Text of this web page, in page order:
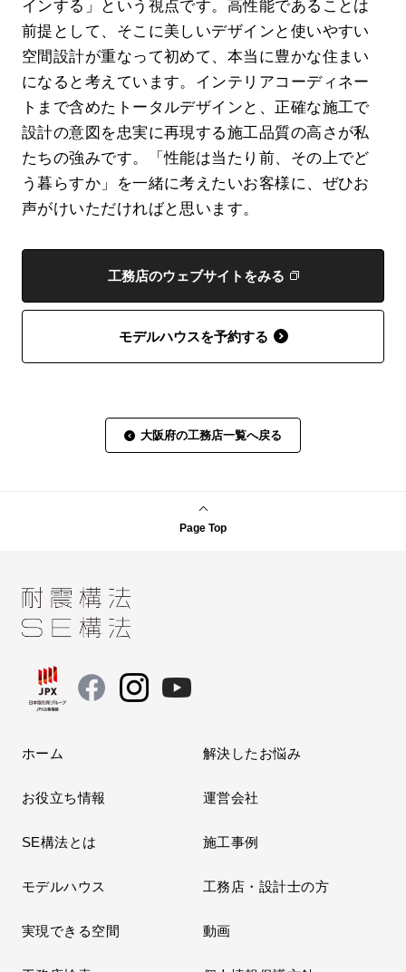
インする」という視点です。高性能であることは
前提として、そこに美しいデザインと使いやすい
空間設計が重なって初めて、本当に豊かな住まい
になると考えています。インテリアコーディネー
トまで含めたトータルデザインと、正確な施工で
設計の意図を忠実に再現する施工品質の高さが私
たちの強みです。「性能は当たり前、その上でど
う暮らすか」を一緒に考えたいお客様に、ぜひお
声がけいただければと思います。
工務店のウェブサイトをみる
モデルハウスを予約する
大阪府の工務店一覧へ戻る
Page Top
ホーム 解決したお悩み
お役立ち情報 運営会社
SE構法とは 施工事例
モデルハウス 工務店・設計士の方
実現できる空間 動画